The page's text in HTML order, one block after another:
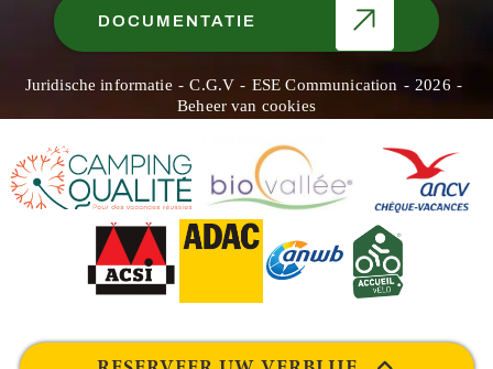
DOCUMENTATIE
Juridische informatie C.G.V ESE Communication
2026
Beheer van cookies